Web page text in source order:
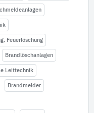
Feuerlöschung
Brandlöschanlagen
Leittechnik
Brandmelder